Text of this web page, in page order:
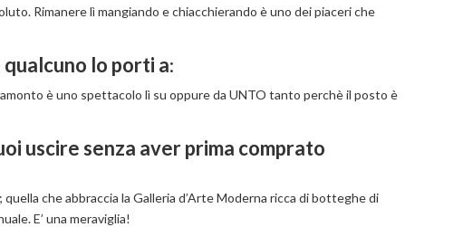
Rimanere lì mangiando e chiacchierando è uno dei piaceri che
lo porti a:
è uno spettacolo lì su oppure da UNTO tanto perchè il posto è
uscire senza aver prima comprato
quella che abbraccia la Galleria d’Arte Moderna ricca di botteghe di
E’ una meraviglia!